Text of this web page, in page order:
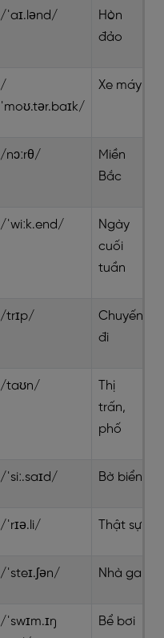
/ˈaɪ.lənd/
Hòn
đảo
/
ˈmoʊ.tər.baɪk/
Xe máy
/nɔːrθ/
Miền
Bắc
/ˈwiːk.end/
Ngày
cuối
tuần
/trɪp/
Chuyến
đi
/taʊn/
Thị
trấn,
phố
/ˈsiː.saɪd/ Bờ biển
/ˈrɪə.li/ Thật sự
/ˈsteɪ.ʃən/ Nhà ga
/ˈswɪm.ɪŋ
Bể bơi